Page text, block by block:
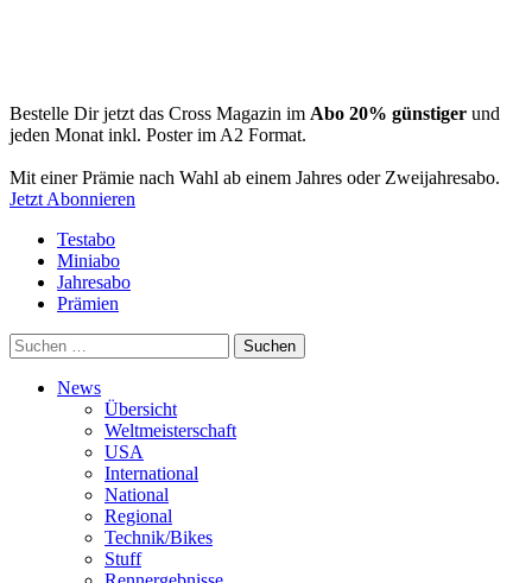
Bestelle Dir jetzt das Cross Magazin im Abo 20% günstiger und
jeden Monat inkl. Poster im A2 Format.
Mit einer Prämie nach Wahl ab einem Jahres oder Zweijahresabo.
Jetzt Abonnieren
Testabo
Miniabo
Jahresabo
Prämien
Suchen
nach:
News
Übersicht
Weltmeisterschaft
USA
International
National
Regional
Technik/Bikes
Stuff